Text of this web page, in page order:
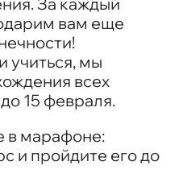
вам еще
учиться, мы
всех
15 февраля.
в марафоне:
и пройдите его до